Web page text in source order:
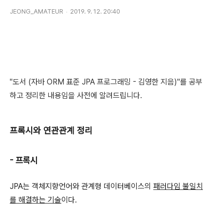
JEONG_AMATEUR 2019. 9. 12. 20:40
"도서 (자바 ORM 표준 JPA 프로그래밍 - 김영한 지음)"를 공부
하고 정리한 내용임을 사전에 알려드립니다.
프록시와 연관관계 정리
- 프록시
JPA는 객체지향언어와 관계형 데이터베이스의 패러다임 불일치
를 해결하는 기술이다.